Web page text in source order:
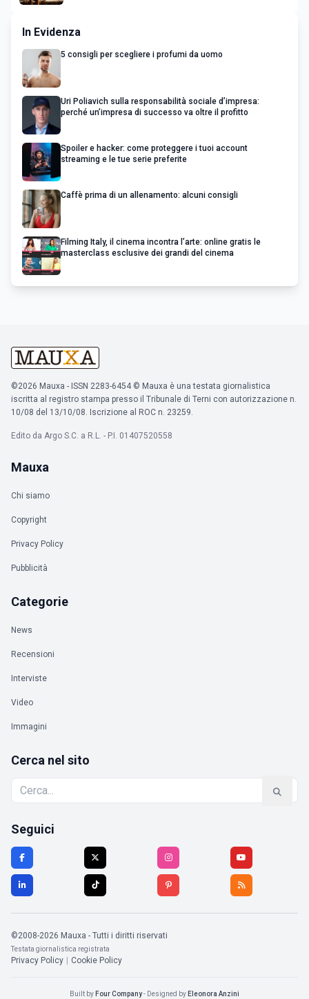
In Evidenza
5 consigli per scegliere i profumi da uomo
Uri Poliavich sulla responsabilità sociale d’impresa:
perché un’impresa di successo va oltre il profitto
Spoiler e hacker: come proteggere i tuoi account
streaming e le tue serie preferite
Caffè prima di un allenamento: alcuni consigli
Filming Italy, il cinema incontra l’arte: online gratis le
masterclass esclusive dei grandi del cinema
©2026 Mauxa - ISSN 2283-6454 © Mauxa è una testata giornalistica
iscritta al registro stampa presso il Tribunale di Terni con autorizzazione n.
10/08 del 13/10/08. Iscrizione al ROC n. 23259.
Edito da Argo S.C. a R.L. - P.I. 01407520558
Mauxa
Chi siamo
Copyright
Privacy Policy
Pubblicità
Categorie
News
Recensioni
Interviste
Video
Immagini
Cerca nel sito
Seguici
©2008-2026 Mauxa - Tutti i diritti riservati
Testata giornalistica registrata
Privacy Policy Cookie Policy
Built by Four Company- Designed by Eleonora Anzini